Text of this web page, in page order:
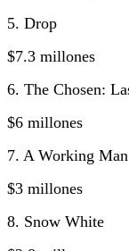
5. Drop
$7.3 millones
6. The Chosen:
$6 millones
7. A Working Man
$3 millones
8. Snow White